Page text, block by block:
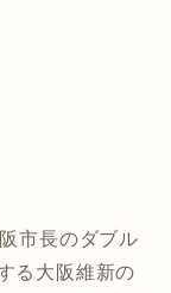
市長のダブル
る大阪維新の